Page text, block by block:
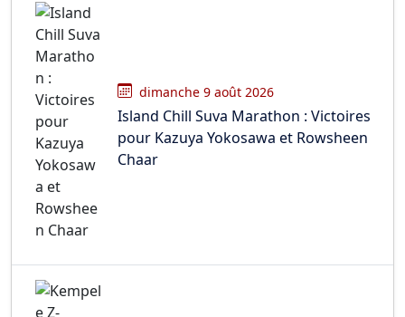
dimanche 9 août 2026
Island Chill Suva Marathon : Victoires
pour Kazuya Yokosawa et Rowsheen
Chaar